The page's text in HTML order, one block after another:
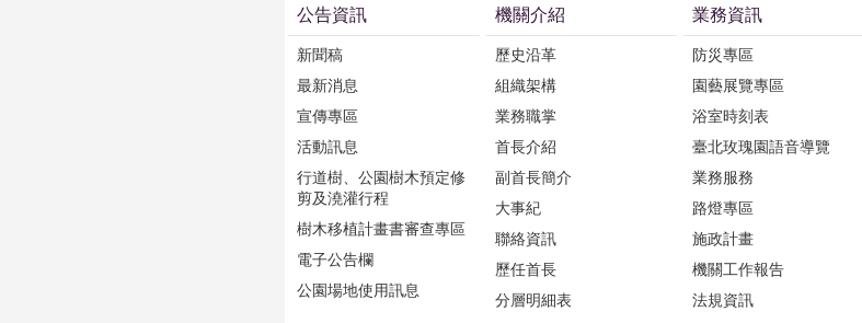
公告資訊
新聞稿
最新消息
宣傳專區
活動訊息
行道樹、公園樹木預定修
剪及澆灌行程
樹木移植計畫書審查專區
電子公告欄
公園場地使用訊息
機關介紹
歷史沿革
組織架構
業務職掌
首長介紹
副首長簡介
大事紀
聯絡資訊
歷任首長
分層明細表
業務資訊
防災專區
園藝展覽專區
浴室時刻表
臺北玫瑰園語音導覽
業務服務
路燈專區
施政計畫
機關工作報告
法規資訊